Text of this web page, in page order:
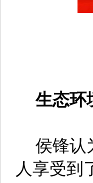
生态环
侯锋认
人享受到